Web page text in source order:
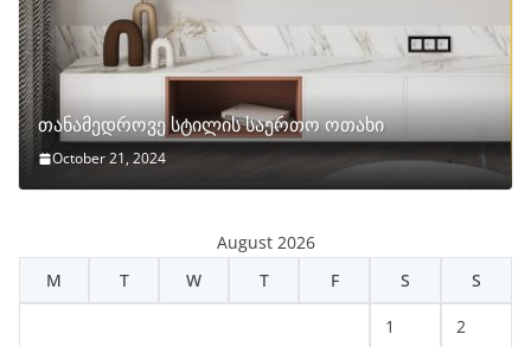
თანამედროვე სტილის საერთო ოთახი
October 21, 2024
August 2026
M
T W T F S S
1 2